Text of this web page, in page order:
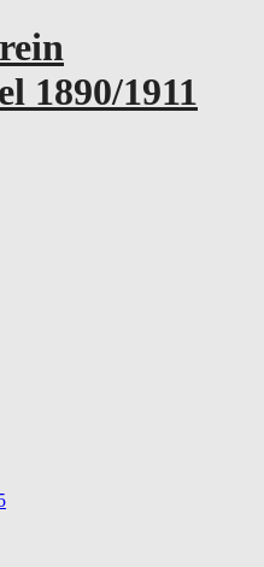
1890/1911